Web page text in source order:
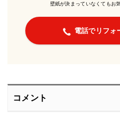
壁紙が決まっていなくてもお
電話でリフォ
コメント